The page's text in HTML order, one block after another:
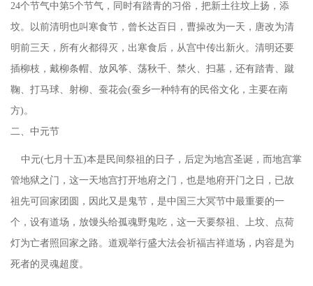
24个节气中第5个节气，同时有踏青的习俗，把新土往坟上扬，添
坟。以前清明也叫寒食节，曾长达百日，曹操改为一天，唐改为清
明前三天，所有火都得灭，出寒食后，从宫中传出新火。清明还要
插柳枝，戴柳条帽、放风筝、荡秋千、禁火、扫墓，还有踏青、蹴
鞠、打马球、射柳、蚕花会(蚕乡一种特有的民俗文化，主要在南
方)。
二、中元节
中元(七月十五)本是民间祭祖的日子，后定为地宫圣诞，而地宫掌
管地狱之门，这一天地宫打开地府之门，也是地府开门之日，已故
祖先可回家团圆，因此又是鬼节，是中国三大冥节中最重要的一
个，设有道场，放馒头给孤魂野鬼吃，这一天要祭祖、上坟、点荷
灯为亡者照回家之路。道观举行盛大法会祈福吉祥道场，内容是为
死者的灵魂超度。